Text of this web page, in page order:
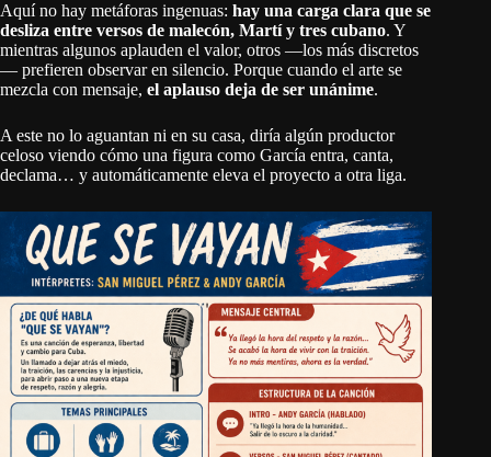
Aquí no hay metáforas ingenuas: hay una carga clara que se
desliza entre versos de malecón, Martí y tres cubano. Y
mientras algunos aplauden el valor, otros —los más discretos
— prefieren observar en silencio. Porque cuando el arte se
mezcla con mensaje, el aplauso deja de ser unánime.
A este no lo aguantan ni en su casa, diría algún productor
celoso viendo cómo una figura como García entra, canta,
declama… y automáticamente eleva el proyecto a otra liga.